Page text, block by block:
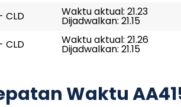
CLD Waktu aktual: 21.23
Dijadwalkan: 21.15
CLD Waktu aktual: 21.26
Dijadwalkan: 21.15
Waktu